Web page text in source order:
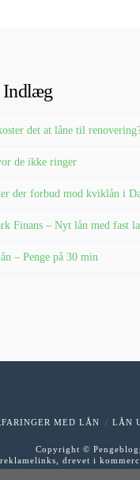
Indlæg
det at låne til
de ikke ringer
der forbud mod kviklån i
Finans – Nyt lån med fast
– Penge på 30 min
MED LÅN LÅN
Copyright ©
drevet i